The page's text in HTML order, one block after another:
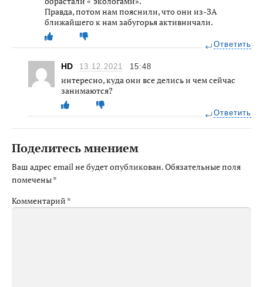
Правда, потом нам пояснили, что они из-ЗА
ближайшего к нам забугорья активничали.
Ответить
HD 13.12.2021 15:48
интересно, куда они все делись и чем сейчас
занимаются?
Ответить
Поделитесь мнением
Ваш адрес email не будет опубликован.Обязательные поля
помечены*
Комментарий *